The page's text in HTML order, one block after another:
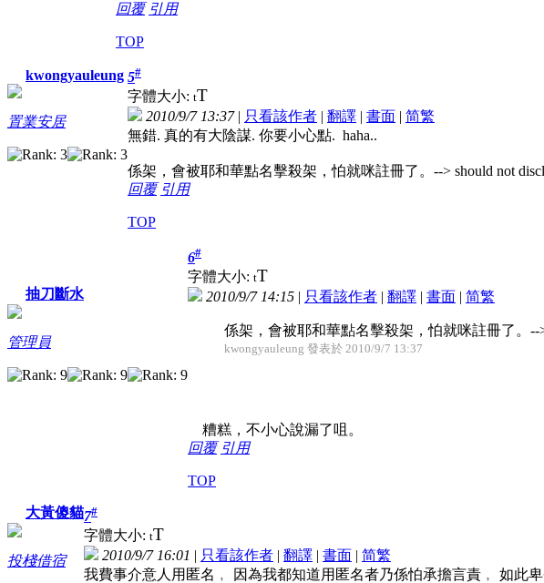
回覆 引用
TOP
kwongyauleung
置業安居
5#
字體大小: tT
2010/9/7 13:37| 只看該作者 | 翻譯 | 書面 | 简繁
無錯. 真的有大陰謀. 你要小心點. haha..
係架，會被耶和華點名擊殺架，怕就咪註冊了。--> should not
回覆 引用
TOP
抽刀斷水
管理員
6#
字體大小: tT
2010/9/7 14:15 | 只看該作者 | 翻譯 | 書面 | 简繁
係架，會被耶和華點名擊殺架，怕就咪註冊了。-->
kwongyauleung 發表於 2010/9/7 13:37
糟糕，不小心說漏了咀。
回覆 引用
TOP
大黃傻貓
投棧借宿
7#
字體大小: tT
2010/9/7 16:01 | 只看該作者 | 翻譯 | 書面 | 简繁
我費事介意人用匿名﹐ 因為我都知道用匿名者乃係怕承擔言責﹐ 如此